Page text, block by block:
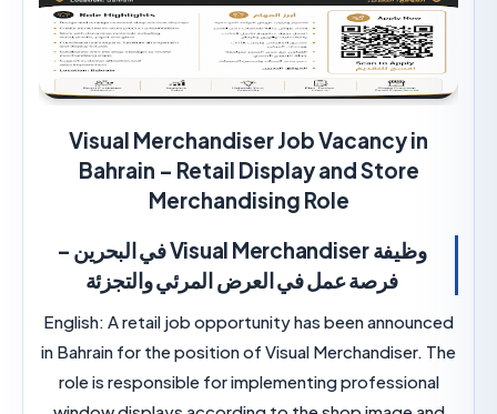
Visual Merchandiser Job Vacancy
Bahrain – Retail Display and Store
Merchandising Role
وظيفة Visual Merchandiser في البحرين –
فرصة عمل في العرض المرئي والتجزئة
English:A retail job opportunity has been
in Bahrain for the position ofVisual Merchandiser
role is responsible for implementing